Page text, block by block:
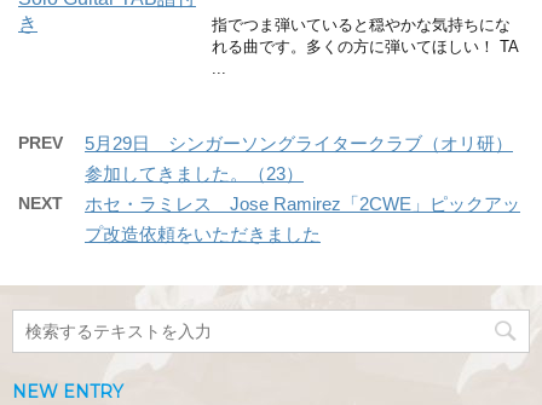
指でつま弾いていると穏やかな気持ちにな
れる曲です。多くの方に弾いてほしい！ TA
...
PREV
5月29日 シンガーソングライタークラブ（オリ研）
参加してきました。（23）
NEXT
ホセ・ラミレス Jose Ramirez「2CWE」ピックアッ
プ改造依頼をいただきました
NEW ENTRY